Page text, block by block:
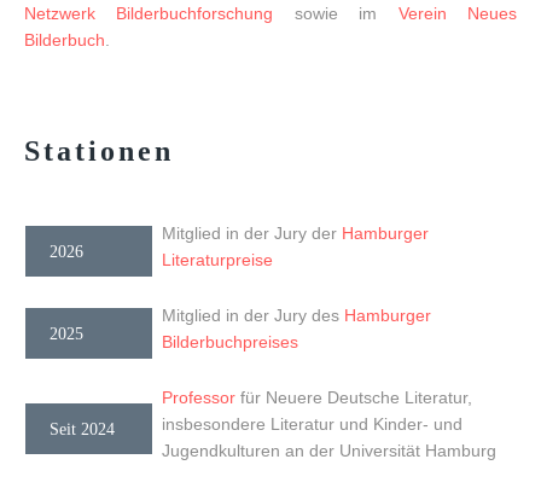
Netzwerk Bilderbuchforschung sowie im Verein Neues
Bilderbuch
Stationen
2026
Mitglied in der Jury der Hamburger
Literaturpreise
2025
Mitglied in der Jury des Hamburger
Bilderbuchpreises
Seit 2024
Professor für Neuere Deutsche Literatur,
insbesondere Literatur und Kinder- und
Jugendkulturen an der Universität Hamburg